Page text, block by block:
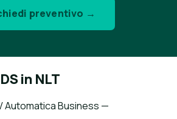
preventivo →
in NLT
Automatica Business —